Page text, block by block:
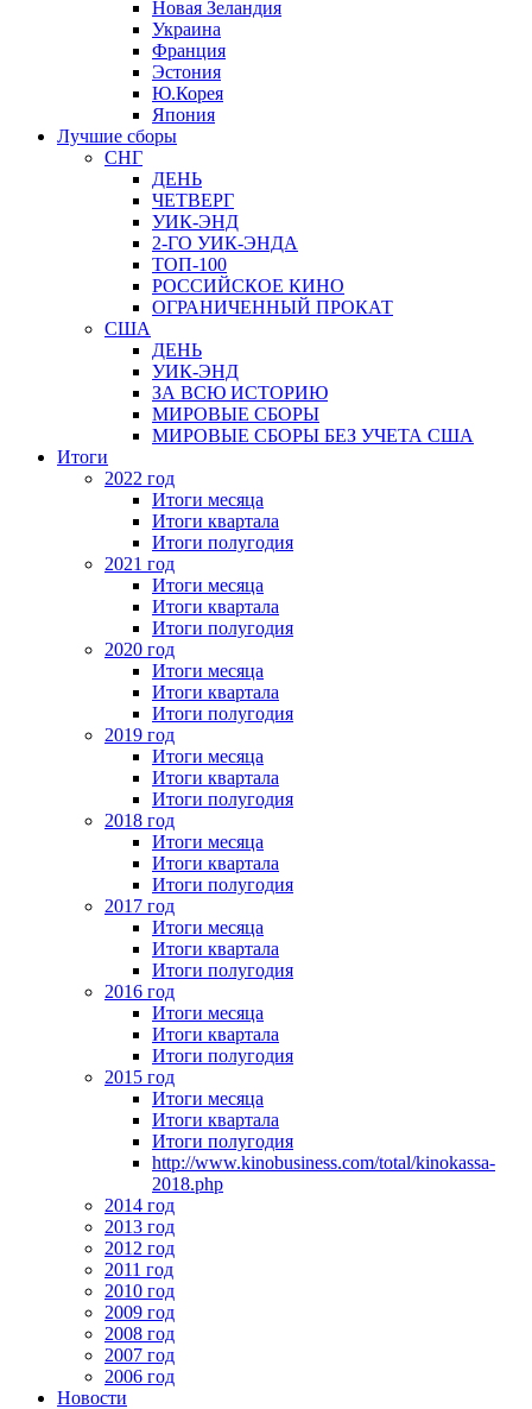
Новая Зеландия
Украина
Франция
Эстония
Ю.Корея
Япония
Лучшие сборы
СНГ
ДЕНЬ
ЧЕТВЕРГ
УИК-ЭНД
2-ГО УИК-ЭНДА
ТОП-100
РОССИЙСКОЕ КИНО
ОГРАНИЧЕННЫЙ ПРОКАТ
США
ДЕНЬ
УИК-ЭНД
ЗА ВСЮ ИСТОРИЮ
МИРОВЫЕ СБОРЫ
МИРОВЫЕ СБОРЫ БЕЗ УЧЕТА США
Итоги
2022 год
Итоги месяца
Итоги квартала
Итоги полугодия
2021 год
Итоги месяца
Итоги квартала
Итоги полугодия
2020 год
Итоги месяца
Итоги квартала
Итоги полугодия
2019 год
Итоги месяца
Итоги квартала
Итоги полугодия
2018 год
Итоги месяца
Итоги квартала
Итоги полугодия
2017 год
Итоги месяца
Итоги квартала
Итоги полугодия
2016 год
Итоги месяца
Итоги квартала
Итоги полугодия
2015 год
Итоги месяца
Итоги квартала
Итоги полугодия
http://www.kinobusiness.com/total/kinokassa-
2018.php
2014 год
2013 год
2012 год
2011 год
2010 год
2009 год
2008 год
2007 год
2006 год
Новости